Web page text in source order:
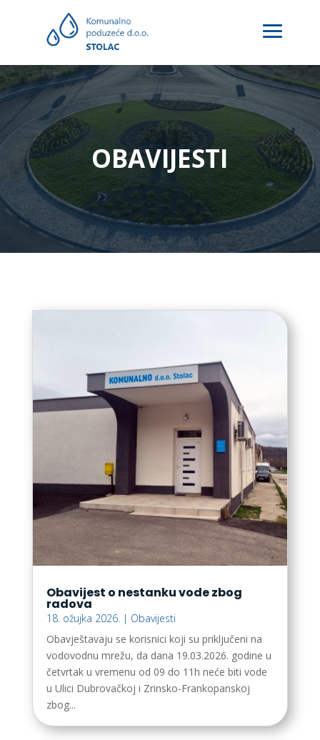
OBAVIJESTI
Obavijest o nestanku vode zbog
radova
18. ožujka 2026.| Obavijesti
Obavještavaju se korisnici koji su priključeni na
vodovodnu mrežu, da dana 19.03.2026. godine u
četvrtak u vremenu od 09 do 11h neće biti vode
u Ulici Dubrovačkoj i Zrinsko-Frankopanskoj
zbog...